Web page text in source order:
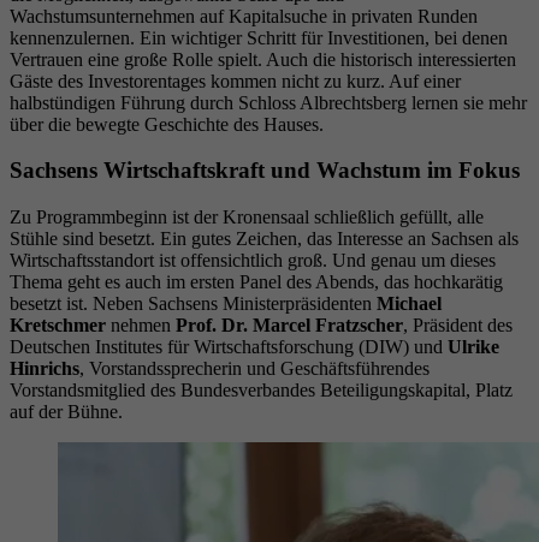
Wachstumsunternehmen auf Kapitalsuche in privaten Runden
kennenzulernen. Ein wichtiger Schritt für Investitionen, bei denen
Vertrauen eine große Rolle spielt. Auch die historisch interessierten
Gäste des Investorentages kommen nicht zu kurz. Auf einer
halbstündigen Führung durch Schloss Albrechtsberg lernen sie mehr
über die bewegte Geschichte des Hauses.
Sachsens Wirtschaftskraft und Wachstum im Fokus
Zu Programmbeginn ist der Kronensaal schließlich gefüllt, alle
Stühle sind besetzt. Ein gutes Zeichen, das Interesse an Sachsen als
Wirtschaftsstandort ist offensichtlich groß. Und genau um dieses
Thema geht es auch im ersten Panel des Abends, das hochkarätig
besetzt ist. Neben Sachsens Ministerpräsidenten Michael
Kretschmer nehmen Prof. Dr. Marcel Fratzscher, Präsident des
Deutschen Institutes für Wirtschaftsforschung (DIW) und Ulrike
Hinrichs, Vorstandssprecherin und Geschäftsführendes
Vorstandsmitglied des Bundesverbandes Beteiligungskapital, Platz
auf der Bühne.